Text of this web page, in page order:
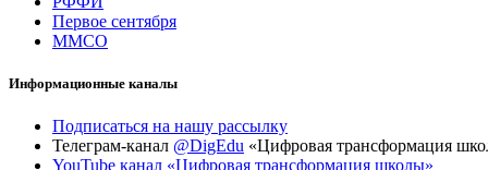
Первое сентября
ММСО
Информационные каналы
Подписаться на нашу рассылку
Телеграм-канал @DigEdu «Цифровая трансформация
YouTube канал «Цифровая трансформация школы»